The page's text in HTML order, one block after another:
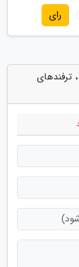
رای
ترفندهای